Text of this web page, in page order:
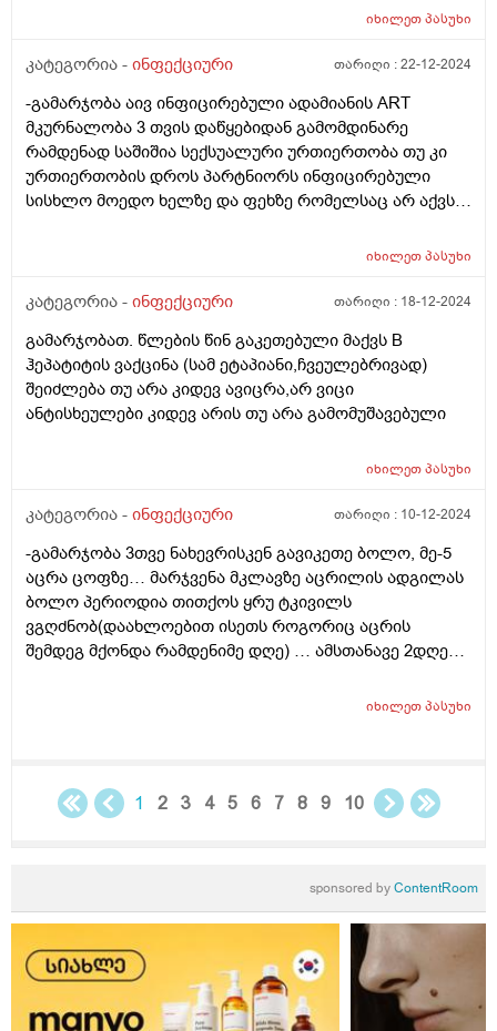
პედიატრი მარწმუნებს რომ საშიში არაფერია კვებით
რამდენად სწორია ეს გადაწყვეტილება? ბავშვს აქვს
სხვა არაფერი აწუხებს. ორმა პედიატრმა მითხრა რომ
თავისით გაივლის კონტროლი უნდა მხოლოდო. ასე
ხანგრძლივათ იკურნება???
იხილეთპასუხი
კატეგორია - ინფექციური თარიღი :22-12-2024
-გამარჯობა აივ ინფიცირებული ადამიანის ART
მკურნალობა 3 თვის დაწყებიდან გამომდინარე
რამდენად საშიშია სექსუალური ურთიერთობა თუ კი
ურთიერთობის დროს პარტნიორს ინფიცირებული
სისხლო მოედო ხელზე და ფეხზე რომელსაც არ აქვს
იხილეთპასუხი
კატეგორია - ინფექციური თარიღი : 18-12-2024
გამარჯობათ. წლების წინ გაკეთებული მაქვს B
ჰეპატიტის ვაქცინა (სამ ეტაპიანი,ჩვეულებრივად)
შეიძლება თუ არა კიდევ ავიცრა,არ ვიცი
ანტისხეულები კიდევ არის თუ არა გამომუშავებული
იხილეთპასუხი
კატეგორია - ინფექციური თარიღი : 10-12-2024
-გამარჯობა 3თვე ნახევრისკენ გავიკეთე ბოლო, მე-5
აცრა ცოფზე… მარჯვენა მკლავზე აცრილის ადგილას
ბოლო პერიოდია თითქოს ყრუ ტკივილს
ვგღძნობ(დაახლოებით ისეთს როგორიც აცრის
შემდეგ მქონდა რამდენიმე დღე) … ამსთანავე 2დღეა
შეწითლება მაგავე ადგილზე, ზუსტად არ ვიცი ბუსუსი
თითქოს გამაგრებულივითაა ეგ ადგილი… რა
შეიძლება იყოს? რამდენად საშიშია ეს სიტუაცია ან რა
იხილეთპასუხი
1 2 3 4 5 6 7 8 9 10
sponsored byContentRoom